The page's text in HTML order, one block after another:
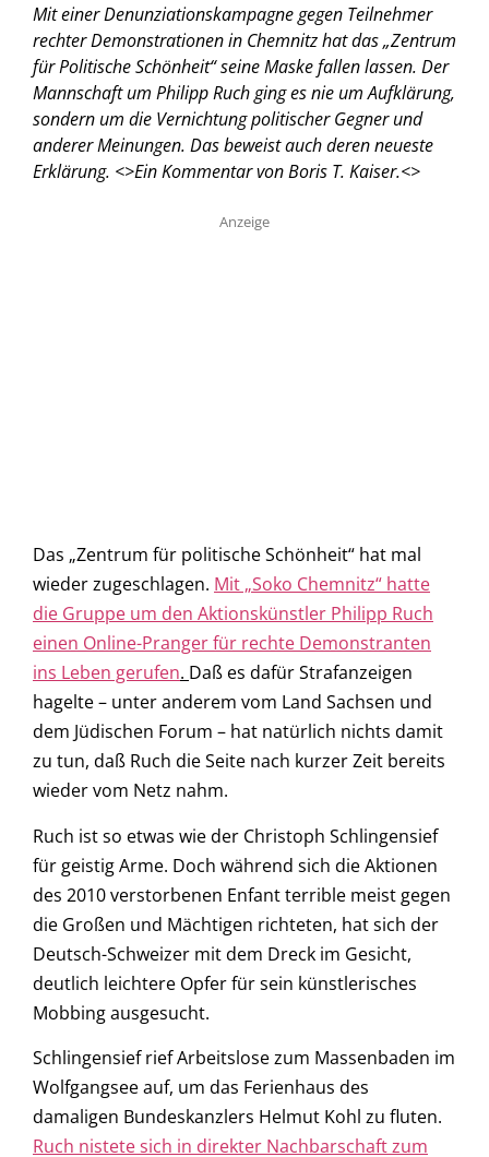
Mit einer Denunziationskampagne gegen Teilnehmer
rechter Demonstrationen in Chemnitz hat das „Zentrum
für Politische Schönheit“ seine Maske fallen lassen. Der
Mannschaft um Philipp Ruch ging es nie um Aufklärung,
sondern um die Vernichtung politischer Gegner und
anderer Meinungen. Das beweist auch deren neueste
Erklärung. <>Ein Kommentar von Boris T. Kaiser.<>
Anzeige
Das „Zentrum für politische Schönheit“ hat mal
wieder zugeschlagen. Mit „Soko Chemnitz“ hatte
die Gruppe um den Aktionskünstler Philipp Ruch
einen Online-Pranger für rechte Demonstranten
ins Leben gerufen. Daß es dafür Strafanzeigen
hagelte – unter anderem vom Land Sachsen und
dem Jüdischen Forum – hat natürlich nichts damit
zu tun, daß Ruch die Seite nach kurzer Zeit bereits
wieder vom Netz nahm.
Ruch ist so etwas wie der Christoph Schlingensief
für geistig Arme. Doch während sich die Aktionen
des 2010 verstorbenen Enfant terrible meist gegen
die Großen und Mächtigen richteten, hat sich der
Deutsch-Schweizer mit dem Dreck im Gesicht,
deutlich leichtere Opfer für sein künstlerisches
Mobbing ausgesucht.
Schlingensief rief Arbeitslose zum Massenbaden im
Wolfgangsee auf, um das Ferienhaus des
damaligen Bundeskanzlers Helmut Kohl zu fluten.
Ruch nistete sich in direkter Nachbarschaft zum